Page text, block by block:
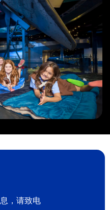
，请致电